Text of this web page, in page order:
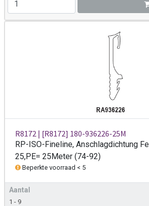
R8172 | [R8172] 180-936226-25M
RP-ISO-Fineline, Anschlagdichtung
25,PE= 25Meter (74-92)
Beperkte voorraad < 5
Aantal
1 - 9